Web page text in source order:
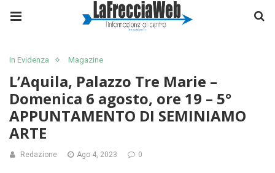
In Evidenza Magazine
L’Aquila, Palazzo Tre Marie –
Domenica 6 agosto, ore 19 – 5°
APPUNTAMENTO DI SEMINIAMO
ARTE
Redazione Ago 4, 2023 0